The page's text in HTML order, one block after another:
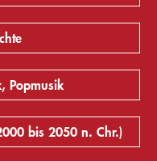
Popmusik
bis 2050 n. Chr.)